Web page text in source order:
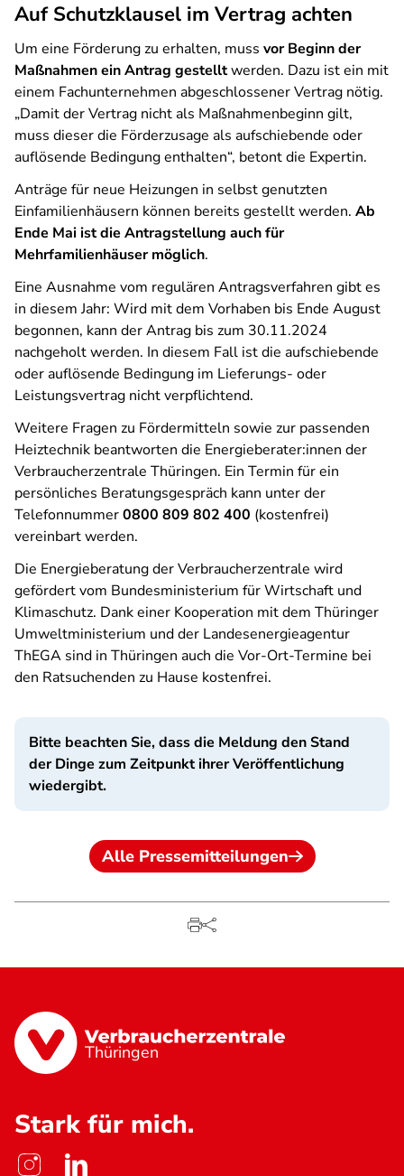
Auf Schutzklausel im Vertrag achten
Um eine Förderung zu erhalten, muss vor Beginn der
Maßnahmen ein Antrag gestelltwerden. Dazu ist ein mit
einem Fachunternehmen abgeschlossener Vertrag nötig.
„Damit der Vertrag nicht als Maßnahmenbeginn gilt,
muss dieser die Förderzusage als aufschiebende oder
auflösende Bedingung enthalten“, betont die Expertin.
Anträge für neue Heizungen in selbst genutzten
Einfamilienhäusern können bereits gestellt werden. Ab
Ende Mai ist die Antragstellung auch für
Mehrfamilienhäuser möglich.
Eine Ausnahme vom regulären Antragsverfahren gibt es
in diesem Jahr: Wird mit dem Vorhaben bis Ende August
begonnen, kann der Antrag bis zum 30.11.2024
nachgeholt werden. In diesem Fall ist die aufschiebende
oder auflösende Bedingung im Lieferungs- oder
Leistungsvertrag nicht verpflichtend.
Weitere Fragen zu Fördermitteln sowie zur passenden
Heiztechnik beantworten die Energieberater:innen der
Verbraucherzentrale Thüringen. Ein Termin für ein
persönliches Beratungsgespräch kann unter der
Telefonnummer0800 809 802 400 (kostenfrei)
vereinbart werden.
Die Energieberatung der Verbraucherzentrale wird
gefördert vom Bundesministerium für Wirtschaft und
Klimaschutz. Dank einer Kooperation mit dem Thüringer
Umweltministerium und der Landesenergieagentur
ThEGA sind in Thüringen auch die Vor-Ort-Termine bei
den Ratsuchenden zu Hause kostenfrei.
Bitte beachten Sie, dass die Meldung den Stand
der Dinge zum Zeitpunkt ihrer Veröffentlichung
wiedergibt.
Alle Pressemitteilungen
Thüringen
Stark für mich.